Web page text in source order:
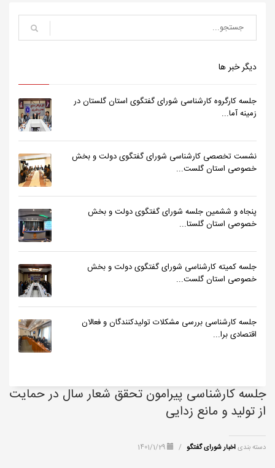
دیگر خبر ها
جلسه کارگروه کارشناسی شورای گفتگوی استان گلستان در
زمینه آما...
نشست تخصصی کارشناسی شورای گفتگوی دولت و بخش
خصوصی استان گلست...
پنجاه و ششمین جلسه شورای گفتگوی دولت و بخش
خصوصی استان گلستا...
جلسه کمیته کارشناسی شورای گفتگوی دولت و بخش
خصوصی استان گلست...
جلسه کارشناسی بررسی مشکلات تولیدکنندگان و فعالان
اقتصادی برا...
جلسه کارشناسی پیرامون تحقق شعار سال در حمایت
از تولید و مانع زدایی
دسته بندیاخبار شورای گفتگو /